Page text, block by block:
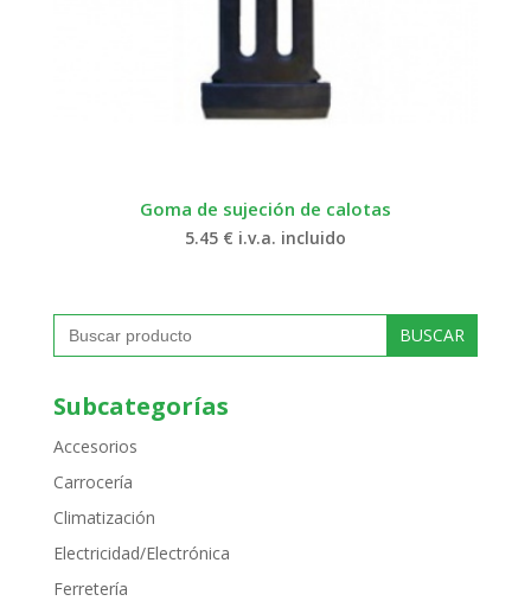
Goma de sujeción de calotas
5.45 € i.v.a. incluido
Buscar:
Subcategorías
Accesorios
Carrocería
Climatización
Electricidad/Electrónica
Ferretería